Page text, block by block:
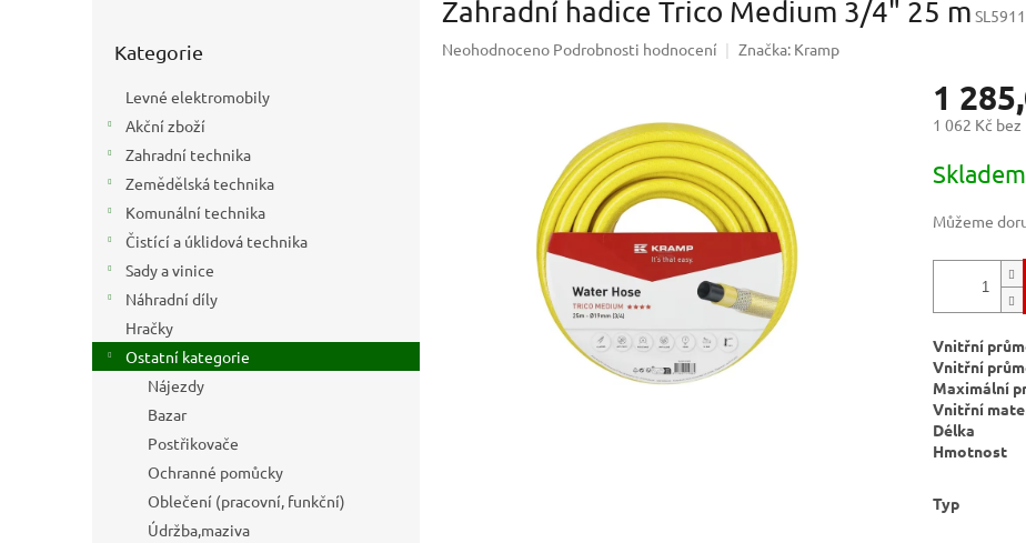
kategorie
Kategorie
Levné elektromobily
Akční zboží
Zahradní technika
Zemědělská technika
Komunální technika
Čistící a úklidová technika
Sady a vinice
Náhradní díly
Hračky
Ostatní kategorie
Nájezdy
Bazar
Postřikovače
Ochranné pomůcky
Oblečení (pracovní, funkční)
Údržba,maziva
Zahradní hadice Trico Medium 3/4" 25 m
Průměrné
Neohodnoceno Podrobnosti hodnocení Značka: Kramp
1
1 062 Kč bez
cena:
Skladem
Můžeme
Vnitřní
Vnitřní
Maximální
Vnitřní
Délka
Hmotnost
Typ